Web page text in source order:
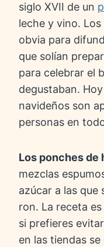
siglo XVII de un
leche y vino.
obvia para
que solían
para celebrar el
degustaban.
navideños son
personas en
Los ponches de
mezclas
azúcar a las que
ron. La receta
si prefieres
en las tiendas